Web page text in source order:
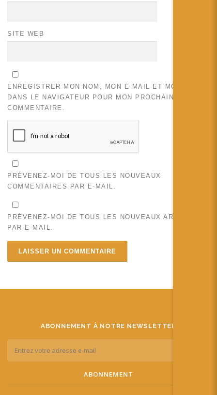
SITE WEB
ENREGISTRER MON NOM, MON E-MAIL ET MON SITE
DANS LE NAVIGATEUR POUR MON PROCHAIN
COMMENTAIRE.
PRÉVENEZ-MOI DE TOUS LES NOUVEAUX
COMMENTAIRES PAR E-MAIL.
PRÉVENEZ-MOI DE TOUS LES NOUVEAUX ARTICLES
PAR E-MAIL.
ABONNEMENT À NOTRE NEWSLETTER